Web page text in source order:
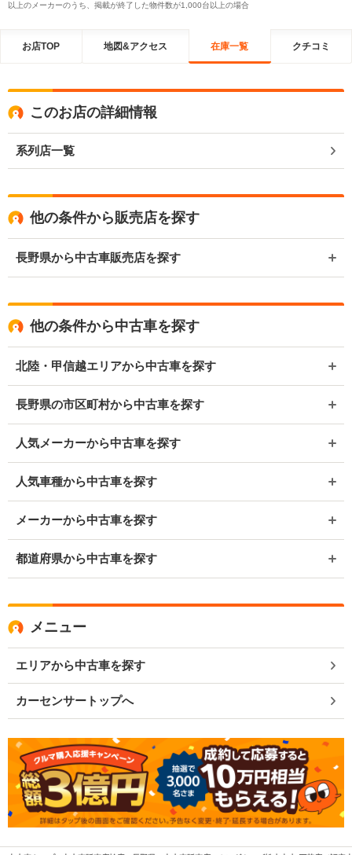
以上のメーカーのうち、掲載が終了した物件数が1,000台以上の場合
お店TOP 地図&アクセス 在庫一覧 クチコミ
このお店の詳細情報
系列店一覧
他の条件から販売店を探す
長野県から中古車販売店を探す
他の条件から中古車を探す
北陸・甲信越エリアから中古車を探す
長野県の市区町村から中古車を探す
人気メーカーから中古車を探す
人気車種から中古車を探す
メーカーから中古車を探す
都道府県から中古車を探す
メニュー
エリアから中古車を探す
カーセンサートップへ